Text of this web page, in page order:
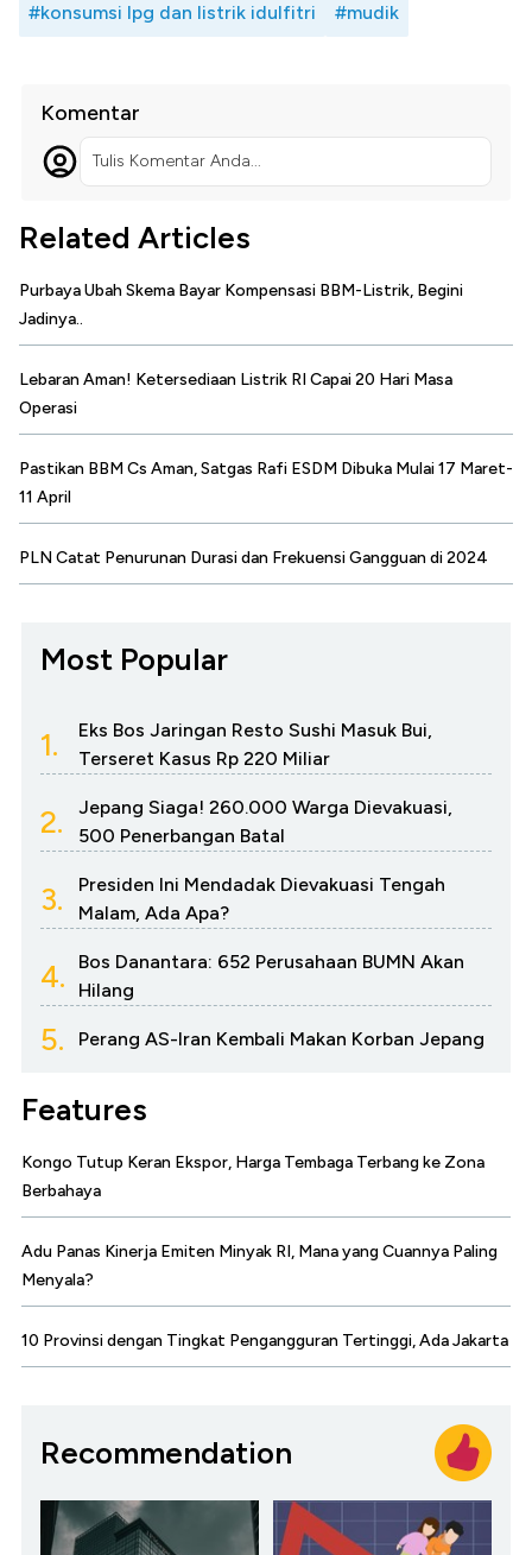
#konsumsi lpg dan listrik idulfitri #mudik
Komentar
Tulis Komentar Anda...
Related Articles
Purbaya Ubah Skema Bayar Kompensasi BBM-Listrik, Begini
Jadinya..
Lebaran Aman! Ketersediaan Listrik RI Capai 20 Hari Masa
Operasi
Pastikan BBM Cs Aman, Satgas Rafi ESDM Dibuka Mulai 17 Maret-
11 April
PLN Catat Penurunan Durasi dan Frekuensi Gangguan di 2024
Most Popular
1.
Eks Bos Jaringan Resto Sushi Masuk Bui,
Terseret Kasus Rp 220 Miliar
2.
Jepang Siaga! 260.000 Warga Dievakuasi,
500 Penerbangan Batal
3.
Presiden Ini Mendadak Dievakuasi Tengah
Malam, Ada Apa?
4.
Bos Danantara: 652 Perusahaan BUMN Akan
Hilang
5. Perang AS-Iran Kembali Makan Korban Jepang
Features
Kongo Tutup Keran Ekspor, Harga Tembaga Terbang ke Zona
Berbahaya
Adu Panas Kinerja Emiten Minyak RI, Mana yang Cuannya Paling
Menyala?
10 Provinsi dengan Tingkat Pengangguran Tertinggi, Ada Jakarta
Recommendation